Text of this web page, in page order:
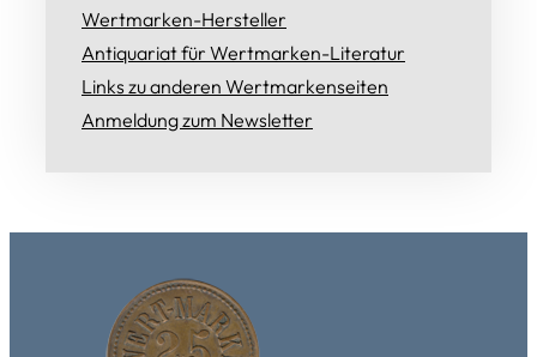
Wertmarken-Hersteller
Antiquariat für Wertmarken-Literatur
Links zu anderen Wertmarkenseiten
Anmeldung zum Newsletter